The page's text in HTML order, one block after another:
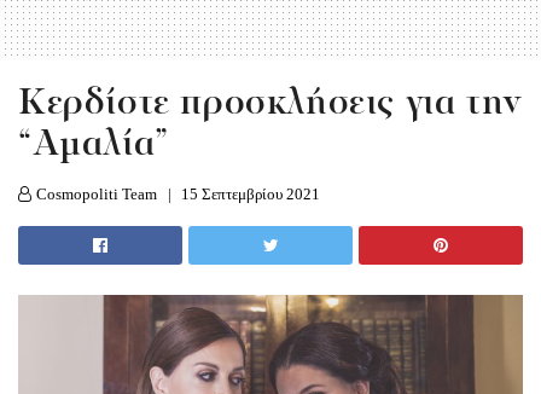
Κερδίστε προσκλήσεις για την
“Αμαλία”
Cosmopoliti Team 15 Σεπτεμβρίου 2021